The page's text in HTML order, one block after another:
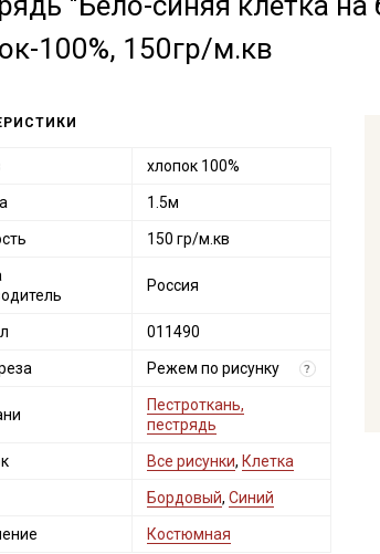
100%, 150гр/м.кв
хлопок 100%
1.5м
150 гр/м.кв
Россия
011490
Режем по рисунку ?
Пестроткань,
пестрядь
Все рисунки, Клетка
Бордовый, Синий
Костюмная